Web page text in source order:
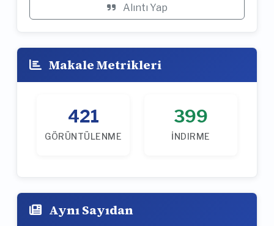
Alıntı Yap
Makale Metrikleri
421
GÖRÜNTÜLENME
399
İNDIRME
Aynı Sayıdan